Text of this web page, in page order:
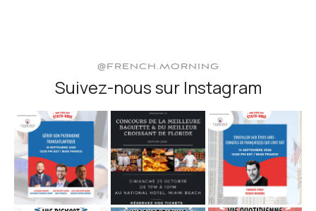
@FRENCH.MORNING
Suivez-nous sur Instagram